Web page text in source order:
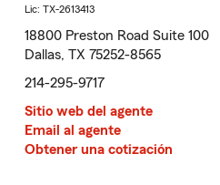
Lic: TX-2613413
18800 Preston Road Suite 100
Dallas, TX 75252-8565
214-295-9717
Sitio web del agente
Email al agente
Obtener una cotización